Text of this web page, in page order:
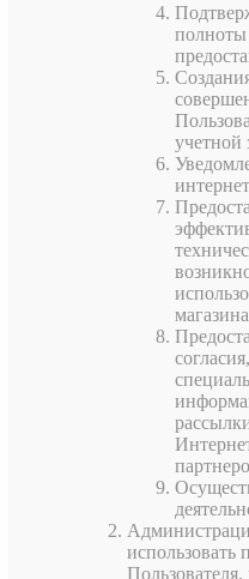
учетной
использовать
Пользователя,